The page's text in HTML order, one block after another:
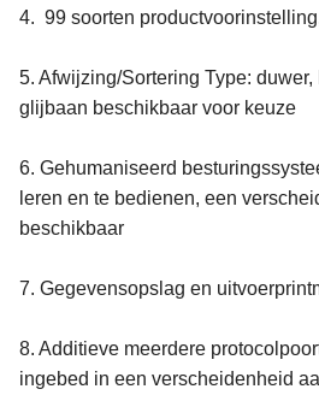
4. 99 soorten
5. Afwijzing/Sortering Type:
glijbaan beschikbaar voor keuze
6. Gehumaniseerd
leren en te bedienen, een
beschikbaar
7. Gegevensopslag en
8. Additieve meerdere
ingebed in een verscheidenheid